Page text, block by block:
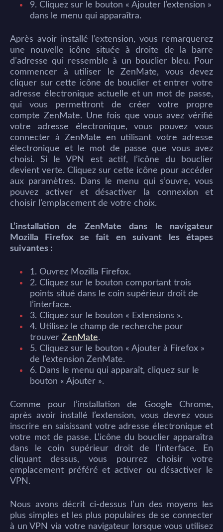
9. Cliquez sur le bouton « Ajouter l’extension »
dans le menu qui apparaîtra.
Après avoir installé l’extension, vous remarquerez
une nouvelle icône située à droite de la barre
d’adresse qui ressemble à un bouclier bleu. Pour
commencer à utiliser le ZenMate, vous devez
cliquer sur cette icône de bouclier et entrer votre
adresse électronique actuelle et un mot de passe,
qui vous permettront de créer votre propre
compte ZenMate. Une fois que vous avez vérifié
votre adresse électronique, vous pouvez vous
connecter à ZenMate en utilisant votre adresse
électronique et le mot de passe que vous avez
choisi. Si le VPN est actif, l’icône du bouclier
devient verte. Cliquez sur cette icône pour accéder
aux paramètres. Dans le menu qui s’ouvre, vous
pouvez activer et désactiver la connexion et
choisir l’emplacement de votre choix.
L’installation de ZenMate dans le navigateur
Mozilla Firefox se fait en suivant les étapes
suivantes :
1. Ouvrez Mozilla Firefox.
2. Cliquez sur le bouton comportant trois
points situé dans le coin supérieur droit de
l’interface.
3. Cliquez sur le bouton « Extensions ».
4. Utilisez le champ de recherche pour
trouver ZenMate.
5. Cliquez sur le bouton « Ajouter à Firefox »
de l’extension ZenMate.
6. Dans le menu qui apparaît, cliquez sur le
bouton « Ajouter ».
Comme pour l’installation de Google Chrome,
après avoir installé l’extension, vous devrez vous
inscrire en saisissant votre adresse électronique et
votre mot de passe. L’icône du bouclier apparaîtra
dans le coin supérieur droit de l’interface. En
cliquant dessus, vous pourrez choisir votre
emplacement préféré et activer ou désactiver le
VPN.
Nous avons décrit ci-dessus l’un des moyens les
plus simples et les plus populaires de se connecter
à un VPN via votre navigateur lorsque vous utilisez